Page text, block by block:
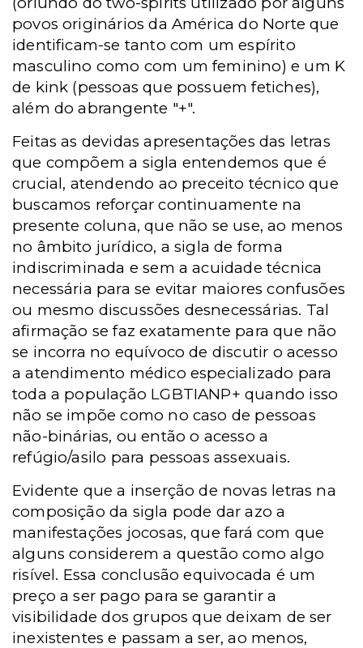
povos originários da América do Norte que
identificam-se tanto com um espírito
masculino como com um feminino) e um K
de kink (pessoas que possuem fetiches),
além do abrangente "+".
Feitas as devidas apresentações das letras
que compõem a sigla entendemos que é
crucial, atendendo ao preceito técnico que
buscamos reforçar continuamente na
presente coluna, que não se use, ao menos
no âmbito jurídico, a sigla de forma
indiscriminada e sem a acuidade técnica
necessária para se evitar maiores confusões
ou mesmo discussões desnecessárias. Tal
afirmação se faz exatamente para que não
se incorra no equívoco de discutir o acesso
a atendimento médico especializado para
toda a população LGBTIANP+ quando isso
não se impõe como no caso de pessoas
não-binárias, ou então o acesso a
refúgio/asilo para pessoas assexuais.
Evidente que a inserção de novas letras na
composição da sigla pode dar azo a
manifestações jocosas, que fará com que
alguns considerem a questão como algo
risível. Essa conclusão equivocada é um
preço a ser pago para se garantir a
visibilidade dos grupos que deixam de ser
inexistentes e passam a ser, ao menos,